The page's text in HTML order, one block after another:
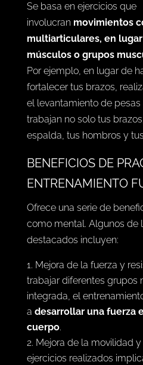
Se basa en ejercicios que
involucran movimientos
multiarticulares, en
músculos o grupos
Por ejemplo, en lugar de
fortalecer tus brazos,
el levantamiento de
trabajan no solo tus
espalda, tus hombros y
BENEFICIOS DE
ENTRENAMIENTO
Ofrece una serie de
como mental. Algunos de
destacados incluyen:
Mejora de la fuerza y
trabajar diferentes grupos
integrada, el
a desarrollar una fuerza
cuerpo.
Mejora de la movilidad
ejercicios realizados